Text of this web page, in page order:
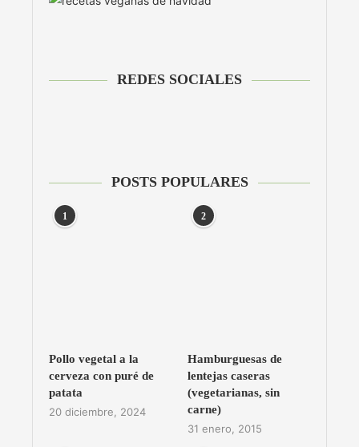
REDES SOCIALES
POSTS POPULARES
1
Pollo vegetal a la
cerveza con puré de
patata
20 diciembre, 2024
2
Hamburguesas de
lentejas caseras
(vegetarianas, sin
carne)
31 enero, 2015